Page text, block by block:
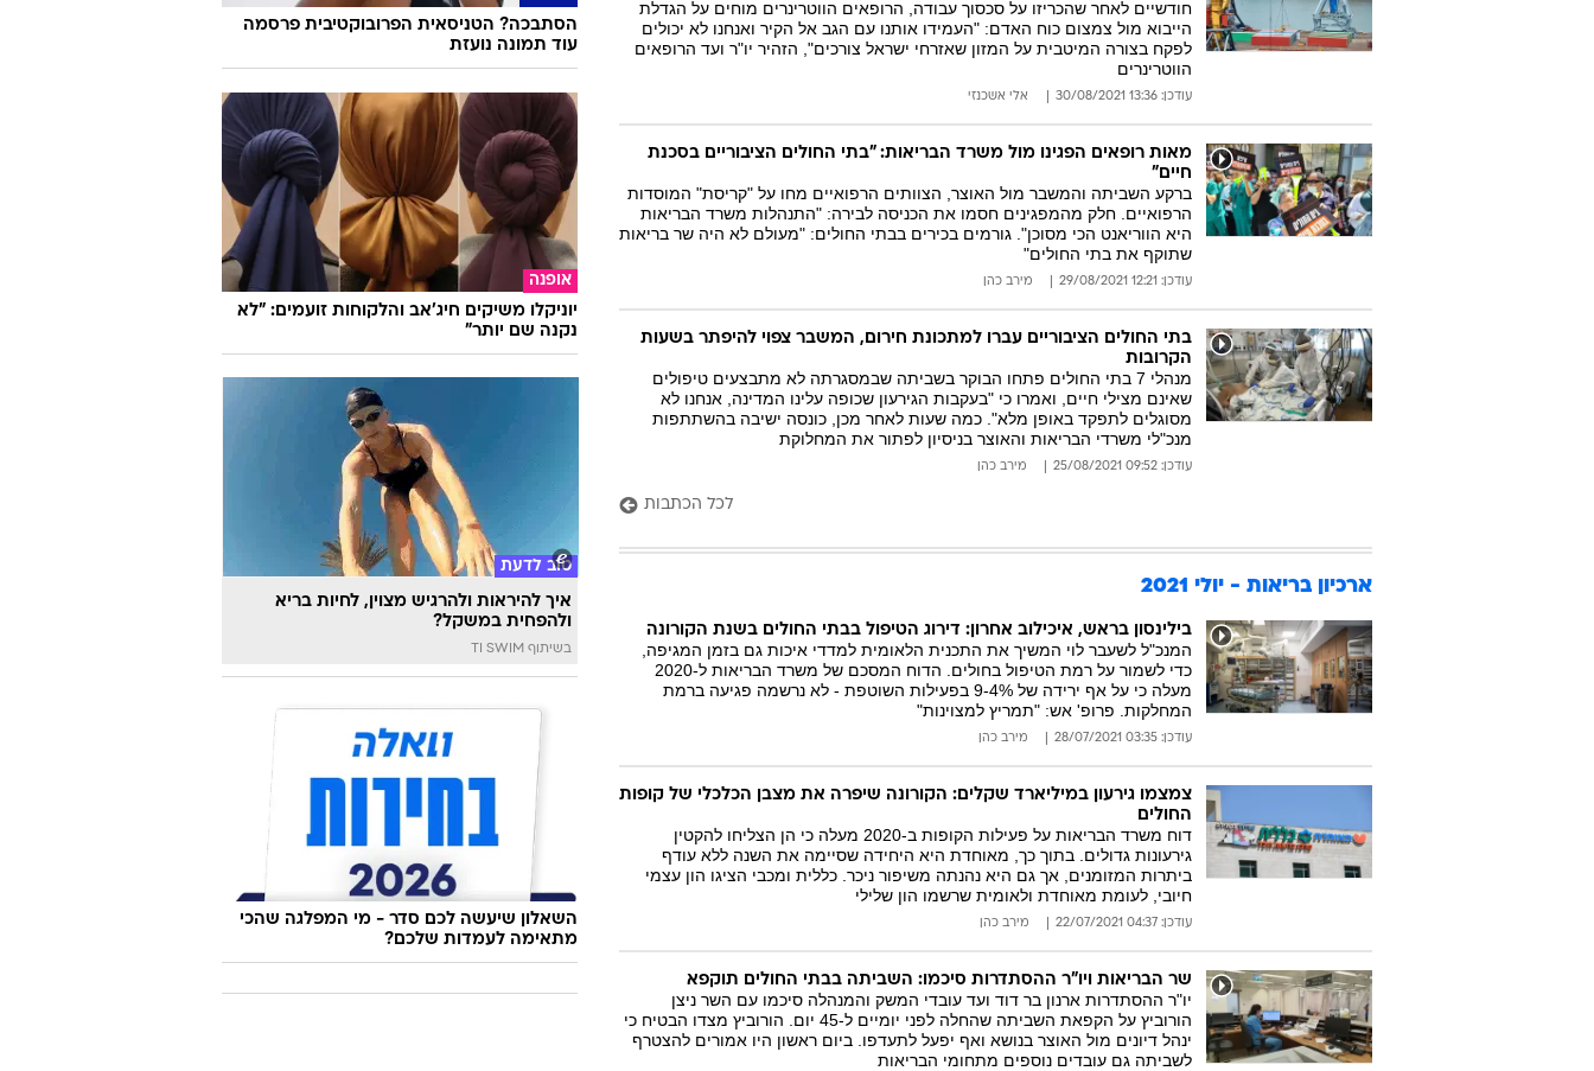
חודשיים לאחר שהכריזו על סכסוך עבודה, הרופאים הווטרינרים מוחים על הגדלת
הייבוא מול צמצום כוח האדם: "העמידו אותנו עם הגב אל הקיר ואנחנו לא יכולים
לפקח בצורה המיטבית על המזון שאזרחי ישראל צורכים", הזהיר יו"ר ועד הרופאים
הווטרינרים
עודכן: 13:36 30/08/2021 אלי אשכנזי
מאות רופאים הפגינו מול משרד הבריאות: "בתי החולים הציבוריים בסכנת
חיים"
ברקע השביתה והמשבר מול האוצר, הצוותים הרפואיים מחו על "קריסת" המוסדות
הרפואיים. חלק מהמפגינים חסמו את הכניסה לבירה: "התנהלות משרד הבריאות
היא הווריאנט הכי מסוכן". גורמים בכירים בבתי החולים: "מעולם לא היה שר בריאות
שתוקף את בתי החולים"
עודכן: 12:21 29/08/2021 מירב כהן
בתי החולים הציבוריים עברו למתכונת חירום, המשבר צפוי להיפתר בשעות
הקרובות
מנהלי 7 בתי החולים פתחו הבוקר בשביתה שבמסגרתה לא מתבצעים טיפולים
שאינם מצילי חיים, ואמרו כי "בעקבות הגירעון שכופה עלינו המדינה, אנחנו לא
מסוגלים לתפקד באופן מלא". כמה שעות לאחר מכן, כונסה ישיבה בהשתתפות
מנכ"לי משרדי הבריאות והאוצר בניסיון לפתור את המחלוקת
עודכן: 09:52 25/08/2021 מירב כהן
לכל הכתבות
ארכיון בריאות - יולי 2021
בילינסון בראש, איכילוב אחרון: דירוג הטיפול בבתי החולים בשנת הקורונה
המנכ"ל לשעבר לוי המשיך את התכנית הלאומית למדדי איכות גם בזמן המגיפה,
כדי לשמור על רמת הטיפול בחולים. הדוח המסכם של משרד הבריאות ל-2020
מעלה כי על אף ירידה של 9-4% בפעילות השוטפת - לא נרשמה פגיעה ברמת
המחלקות. פרופ' אש: "תמריץ למצוינות"
עודכן: 03:35 28/07/2021 מירב כהן
צמצמו גירעון במיליארד שקלים: הקורונה שיפרה את מצבן הכלכלי של קופות
החולים
דוח משרד הבריאות על פעילות הקופות ב-2020 מעלה כי הן הצליחו להקטין
גירעונות גדולים. בתוך כך, מאוחדת היא היחידה שסיימה את השנה ללא עודף
ביתרות המזומנים, אך גם היא נהנתה משיפור ניכר. כללית ומכבי הציגו הון עצמי
חיובי, לעומת מאוחדת ולאומית שרשמו הון שלילי
עודכן: 04:37 22/07/2021 מירב כהן
שר הבריאות ויו"ר ההסתדרות סיכמו: השביתה בבתי החולים תוקפא
יו"ר ההסתדרות ארנון בר דוד ועד עובדי המשק והמנהלה סיכמו עם השר ניצן
הורוביץ על הקפאת השביתה שהחלה לפני יומיים ל-45 יום. הורוביץ מצדו הבטיח כי
ינהל דיונים מול האוצר בנושא ואף יפעל לתעדפו. ביום ראשון היו אמורים להצטרף
לשביתה גם עובדים נוספים מתחומי הבריאות
הסתבכה? הטניסאית הפרובוקטיבית פרסמה
עוד תמונה נועזת
אופנה
יוניקלו משיקים חיג'אב והלקוחות זועמים: "לא
נקנה שם יותר"
טוב לדעת
איך להיראות ולהרגיש מצוין, לחיות בריא
ולהפחית במשקל?
בשיתוף TI SWIM
השאלון שיעשה לכם סדר - מי המפלגה שהכי
מתאימה לעמדות שלכם?